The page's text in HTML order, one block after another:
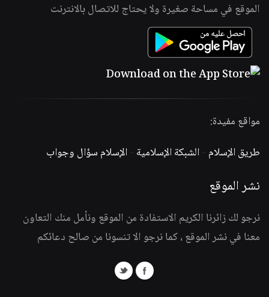
الموقع في مساحة صغيرة ولا يحتاج للاتصال بالانترنت
مواقع مفيدة:
طريق الإسلام -الشبكة الإسلامية -الإسلام سؤال وجواب
نشر الموقع
نرجو لك زائرنا الكريم الاستفادة من الموقع ونأمل منك التعاون
معنا في نشر الموقع ، كما نرجو الا تنسونا من صالح دعائكم